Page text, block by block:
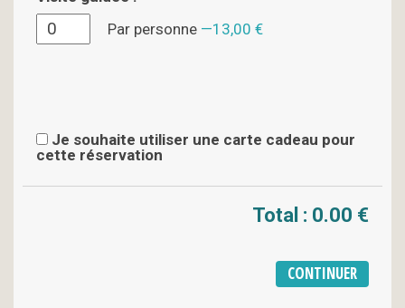
Par personne
13,00 €
Je souhaite utiliser une carte cadeau pour
cette réservation
Total : 0.00 €